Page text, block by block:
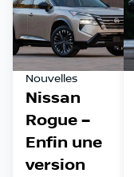
Nouvelles
Nissan
Rogue –
Enfin une
version